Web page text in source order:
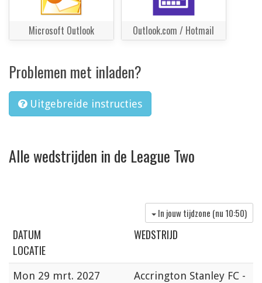
Microsoft Outlook Outlook.com / Hotmail
Problemen met inladen?
Uitgebreide instructies
Alle wedstrijden in de League Two
In jouw tijdzone (nu 10:50)
DATUM
WEDSTRIJD
LOCATIE
Mon 29 mrt. 2027
Accrington Stanley FC -